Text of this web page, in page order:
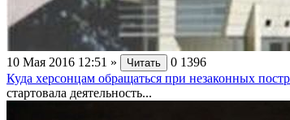
10 Мая 2016 12:51 » Читать 0 1396
Куда херсонцам обращаться при незаконных
стартовала деятельность...